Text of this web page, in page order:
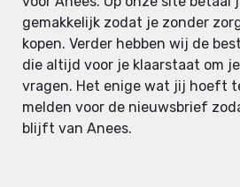
gemakkelijk zodat je zonder
kopen. Verder hebben wij de
die altijd voor je klaarstaat om
vragen. Het enige wat jij hoeft
melden voor de nieuwsbrief
blijft van Anees.